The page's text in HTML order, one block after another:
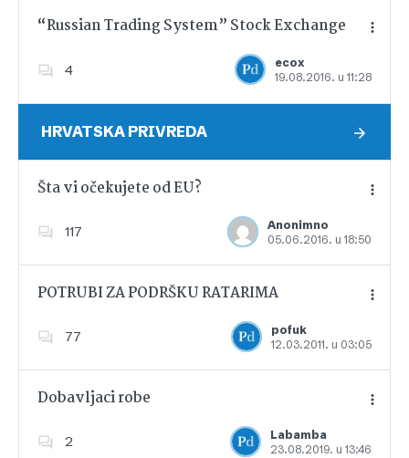
“Russian Trading System” Stock Exchange
4
ecox
19.08.2016. u 11:28
Dodajte u favorite
HRVATSKA PRIVREDA
Šta vi očekujete od EU?
117
Anonimno
05.06.2016. u 18:50
Dodajte u favorite
POTRUBI ZA PODRŠKU RATARIMA
77
pofuk
12.03.2011. u 03:05
Dodajte u favorite
Dobavljaci robe
2
Labamba
23.08.2019. u 13:46
Dodajte u favorite